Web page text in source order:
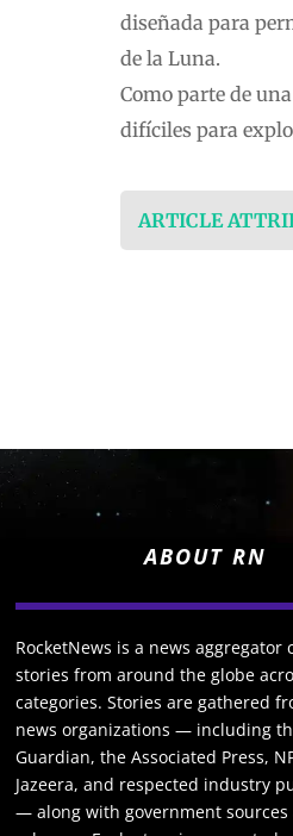
diseñada para
de la Luna.
Como parte de
difíciles para
ARTICLE
ABOUT RN
RocketNews is a news aggregator
stories from around the globe
categories. Stories are gathered
news organizations — including
Guardian, the Associated Press,
Jazeera, and respected industry
— along with government sources